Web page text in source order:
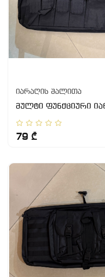
იარაღის შალითა
მულტი ფუნქციური
79 ₾